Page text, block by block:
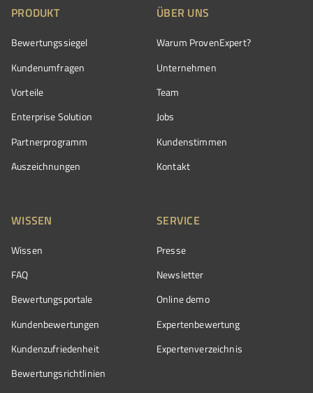
PRODUKT
Bewertungssiegel
Kundenumfragen
Vorteile
Enterprise Solution
Partnerprogramm
Auszeichnungen
ÜBER UNS
Warum ProvenExpert?
Unternehmen
Team
Jobs
Kundenstimmen
Kontakt
WISSEN
Wissen
FAQ
Bewertungsportale
Kundenbewertungen
Kundenzufriedenheit
Bewertungs­richtlinien
SERVICE
Presse
Newsletter
Online demo
Expertenbewertung
Expertenverzeichnis